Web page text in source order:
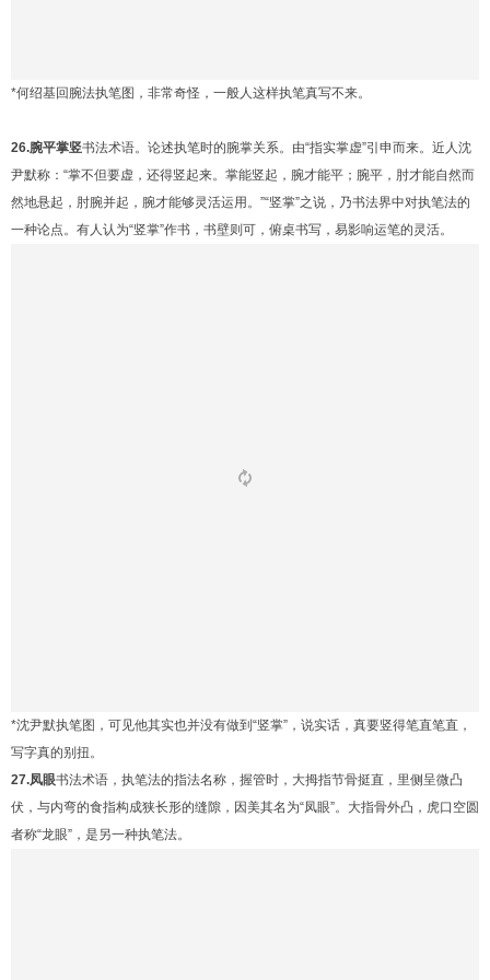
*何绍基回腕法执笔图，非常奇怪，一般人这样执笔真写不来。
26.腕平掌竖书法术语。论述执笔时的腕掌关系。由“指实掌虚”引申而来。近人沈
尹默称：“掌不但要虚，还得竖起来。掌能竖起，腕才能平；腕平，肘才能自然而
然地悬起，肘腕并起，腕才能够灵活运用。”“竖掌”之说，乃书法界中对执笔法的
一种论点。有人认为“竖掌”作书，书壁则可，俯桌书写，易影响运笔的灵活。
*沈尹默执笔图，可见他其实也并没有做到“竖掌”，说实话，真要竖得笔直笔直，
写字真的别扭。
27.凤眼书法术语，执笔法的指法名称，握管时，大拇指节骨挺直，里侧呈微凸
伏，与内弯的食指构成狭长形的缝隙，因美其名为“凤眼”。大指骨外凸，虎口空圆
者称“龙眼”，是另一种执笔法。